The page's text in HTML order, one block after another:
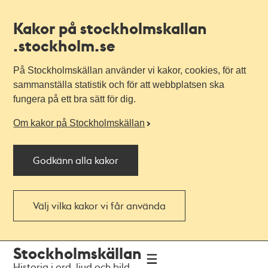
Kakor på stockholmskallan
.stockholm.se
På Stockholmskällan använder vi kakor, cookies, för att
sammanställa statistik och för att webbplatsen ska
fungera på ett bra sätt för dig.
Om kakor på Stockholmskällan
Godkänn alla kakor
Välj vilka kakor vi får använda
navigationen
huvudinnehållet
Stockholmskällan